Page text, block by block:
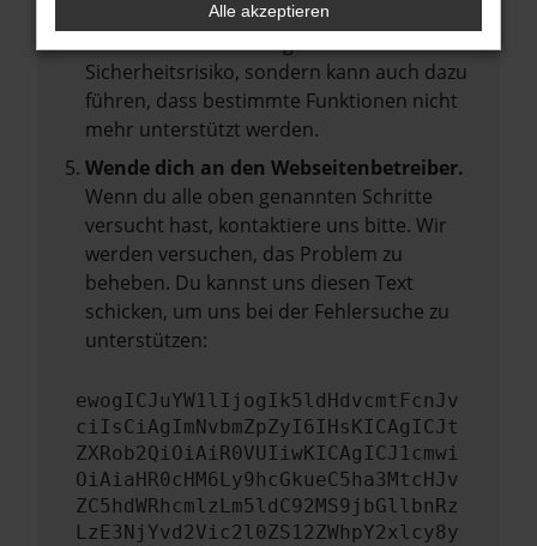
Veraltete Software birgt nicht nur ein
Sicherheitsrisiko, sondern kann auch dazu
führen, dass bestimmte Funktionen nicht
mehr unterstützt werden.
Wende dich an den Webseitenbetreiber.
Wenn du alle oben genannten Schritte
versucht hast, kontaktiere uns bitte. Wir
werden versuchen, das Problem zu
beheben. Du kannst uns diesen Text
schicken, um uns bei der Fehlersuche zu
unterstützen:
ewogICJuYW1lIjogIk5ldHdvcmtFcnJv
ciIsCiAgImNvbmZpZyI6IHsKICAgICJt
ZXRob2QiOiAiR0VUIiwKICAgICJ1cmwi
OiAiaHR0cHM6Ly9hcGkueC5ha3MtcHJv
ZC5hdWRhcmlzLm5ldC92MS9jbGllbnRz
LzE3NjYvd2Vic2l0ZS12ZWhpY2xlcy8y
Alle akzeptieren